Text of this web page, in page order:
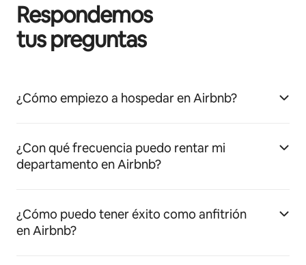
Respondemos
tus preguntas
¿Cómo empiezo a hospedar en Airbnb?
¿Con qué frecuencia puedo rentar mi
departamento en Airbnb?
¿Cómo puedo tener éxito como anfitrión
en Airbnb?